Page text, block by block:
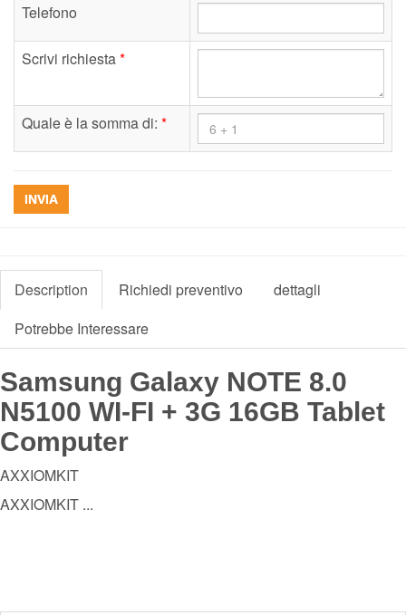
Telefono
Scrivi richiesta*
Quale è la somma di: *
INVIA
Description Richiedi preventivo
dettagli
Potrebbe Interessare
Samsung Galaxy NOTE 8.0
N5100 WI-FI + 3G 16GB Tablet
Computer
AXXIOMKIT
AXXIOMKIT ...